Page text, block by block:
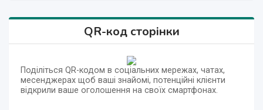
QR-код сторінки
Поділіться QR-кодом в соціальних мережах, чатах,
месенджерах щоб ваші знайомі, потенційні клієнти
відкрили ваше оголошення на своїх смартфонах.